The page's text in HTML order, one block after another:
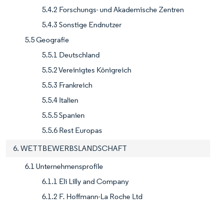
5.4.2 Forschungs- und Akademische Zentren
5.4.3 Sonstige Endnutzer
5.5 Geografie
5.5.1 Deutschland
5.5.2 Vereinigtes Königreich
5.5.3 Frankreich
5.5.4 Italien
5.5.5 Spanien
5.5.6 Rest Europas
6. WETTBEWERBSLANDSCHAFT
6.1 Unternehmensprofile
6.1.1 Eli Lilly and Company
6.1.2 F. Hoffmann-La Roche Ltd